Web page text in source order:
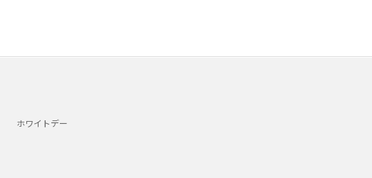
ホワイトデー